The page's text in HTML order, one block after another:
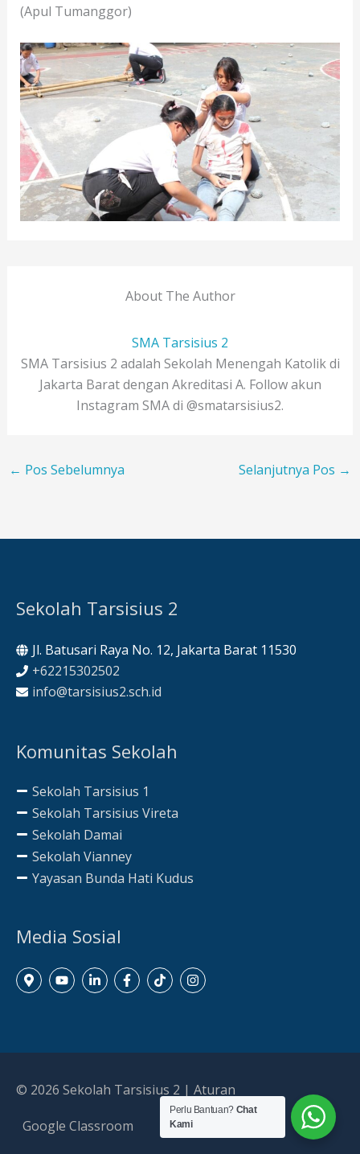
(Apul Tumanggor)
About The Author
SMA Tarsisius 2
SMA Tarsisius 2 adalah Sekolah Menengah Katolik di
Jakarta Barat dengan Akreditasi A. Follow akun
Instagram SMA di @smatarsisius2.
← Pos Sebelumnya Selanjutnya Pos →
Sekolah Tarsisius 2
Jl. Batusari Raya No. 12, Jakarta Barat 11530
+62215302502
info@tarsisius2.sch.id
Komunitas Sekolah
Sekolah Tarsisius 1
Sekolah Tarsisius Vireta
Sekolah Damai
Sekolah Vianney
Yayasan Bunda Hati Kudus
Media Sosial
© 2026 Sekolah Tarsisius 2 | Aturan
Google Classroom
Perlu Bantuan? Chat
Kami